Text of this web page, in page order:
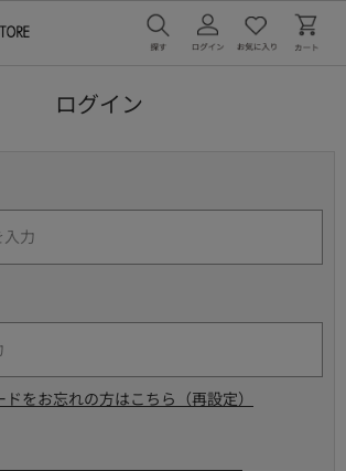
ログイン
ドをお忘れの方はこちら（再設定）